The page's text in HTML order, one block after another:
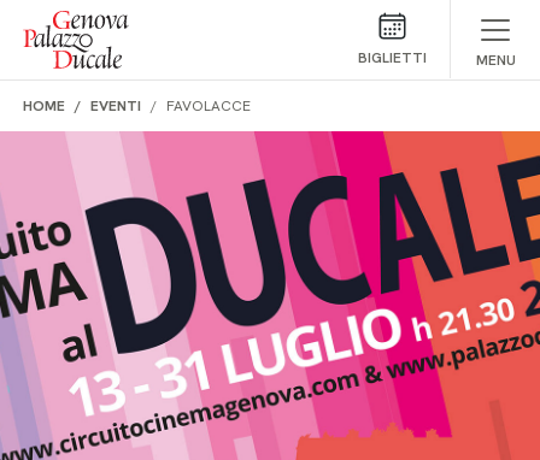
Salta al contenuto
BIGLIETTI MENU
HOME EVENTI FAVOLACCE